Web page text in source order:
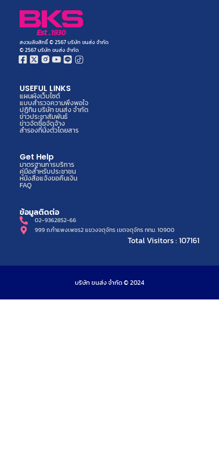
สงวนลิขสิทธิ์ © 2567 บริษัท ขนส่ง จำกัด
© 2567 บริษัท ขนส่ง จำกัด
USEFUL LINKS
แผนผังเว็บไซต์
แบบสำรวจความพึงพอใจ
ปฏิทิน บริษัท ขนส่ง จำกัด
ข่าวประชาสัมพันธ์
ข่าวจัดซื้อจัดจ้าง
สำรองที่นั่งตั๋วโดยสาร
Get Help
มาตรฐานการบริการ
คู่มือสำหรับประชาชน
หนังสือแจ้งขอคืนเงิน
FAQ
ข้อมูลติดต่อ
02-9362852-66
999 ถ.กำแพงเพชร2 แขวงจตุจักร เขตจตุจักร กทม. 10900
Total Visitors : 107161
บริษัท ขนส่ง จำกัด © 2024